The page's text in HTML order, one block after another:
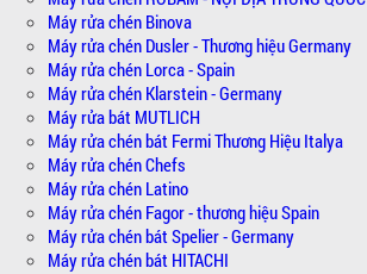
Máy rửa chén Binova
Máy rửa chén Dusler - Thương hiệu Germany
Máy rửa chén Lorca - Spain
Máy rửa chén Klarstein - Germany
Máy rửa bát MUTLICH
Máy rửa chén bát Fermi Thương Hiệu Italya
Máy rửa chén Chefs
Máy rửa chén Latino
Máy rửa chén Fagor - thương hiệu Spain
Máy rửa chén bát Spelier - Germany
Máy rửa chén bát HITACHI